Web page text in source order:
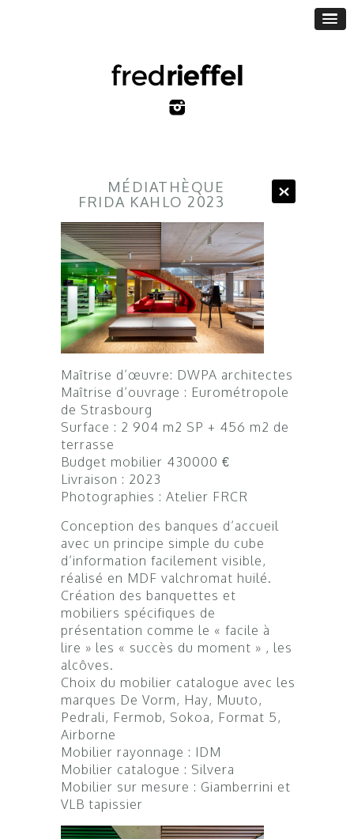
MÉDIATHÈQUE
FRIDA KAHLO 2023
Maîtrise d’œuvre: DWPA architectes
Maîtrise d’ouvrage : Eurométropole
de Strasbourg
Surface : 2 904 m2 SP + 456 m2 de
terrasse
Budget mobilier 430000 €
Livraison : 2023
Photographies : Atelier FRCR
Conception des banques d’accueil
avec un principe simple du cube
d’information facilement visible,
réalisé en MDF valchromat huilé.
Création des banquettes et
mobiliers spécifiques de
présentation comme le « facile à
lire » les « succès du moment » , les
alcôves.
Choix du mobilier catalogue avec les
marques De Vorm, Hay, Muuto,
Pedrali, Fermob, Sokoa, Format 5,
Airborne
Mobilier rayonnage : IDM
Mobilier catalogue : Silvera
Mobilier sur mesure : Giamberrini et
VLB tapissier